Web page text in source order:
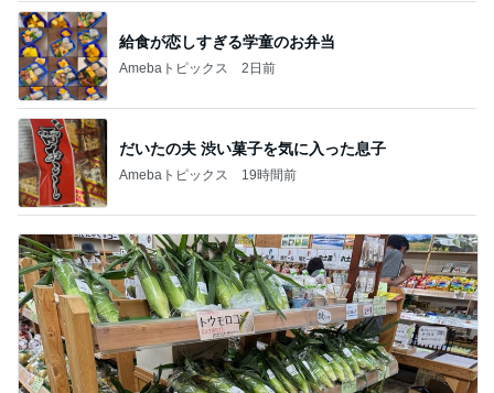
給食が恋しすぎる学童のお弁当
Amebaトピックス 2日前
だいたの夫 渋い菓子を気に入った息子
Amebaトピックス 19時間前